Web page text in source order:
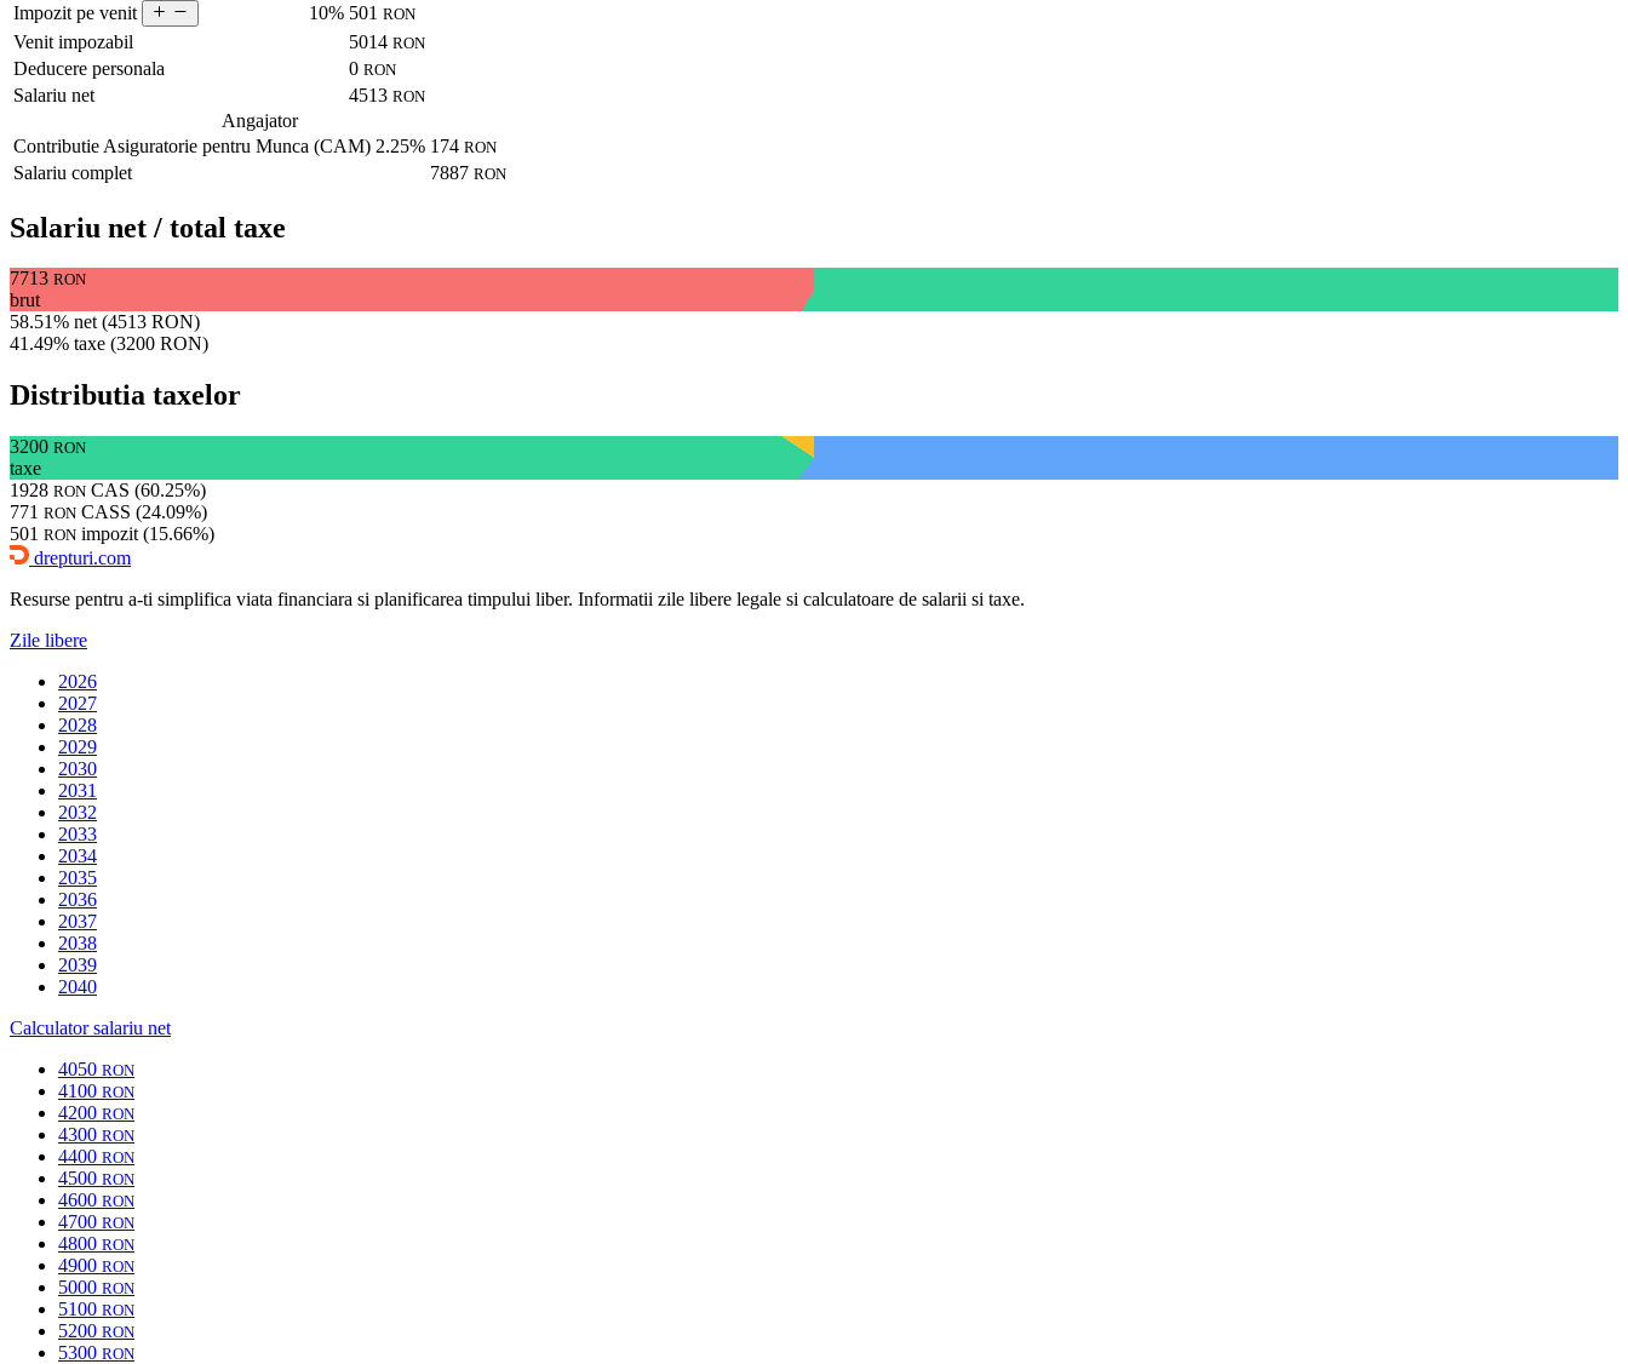
Impozit pe venit 10% 501 RON
Venit impozabil 5014 RON
Deducere personala 0 RON
Salariu net 4513 RON
Angajator
Contributie Asiguratorie pentru Munca (CAM) 2.25% 174 RON
Salariu complet 7887 RON
Salariu net / total taxe
7713 RON
brut
58.51% net (4513 RON)
41.49% taxe (3200 RON)
Distributia taxelor
3200 RON
taxe
1928 RON CAS (60.25%)
771 RON CASS (24.09%)
501 RON impozit (15.66%)
drepturi.com
Resurse pentru a-ti simplifica viata financiara si planificarea timpului liber. Informatii zile libere legale si calculatoare de salarii si taxe.
Zile libere
2026
2027
2028
2029
2030
2031
2032
2033
2034
2035
2036
2037
2038
2039
2040
Calculator salariu net
4050 RON
4100 RON
4200 RON
4300 RON
4400 RON
4500 RON
4600 RON
4700 RON
4800 RON
4900 RON
5000 RON
5100 RON
5200 RON
5300 RON